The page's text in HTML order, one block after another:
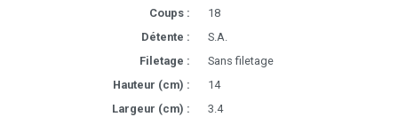
Coups :
18
Détente :
S.A.
Filetage :
Sans filetage
Hauteur (cm) :
14
Largeur (cm) :
3.4